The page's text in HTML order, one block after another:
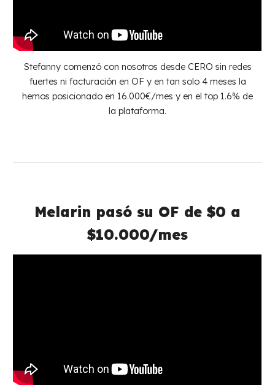
Stefanny comenzó con nosotros desde CERO sin redes
fuertes ni facturación en OF y en tan solo 4 meses la
hemos posicionado en 16.000€/mes y en el top 1.6% de
la plataforma.
Melarin pasó su OF de $0 a
$10.000/mes